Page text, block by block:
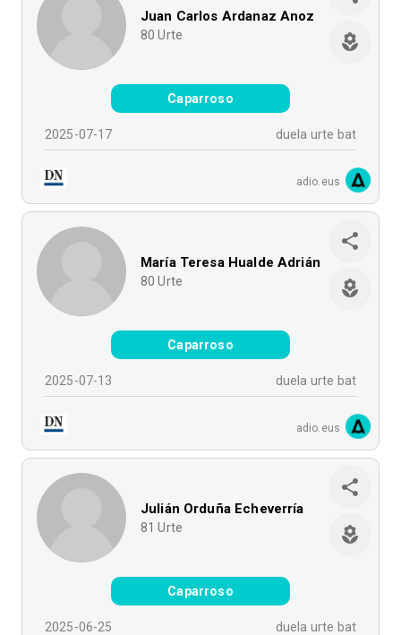
Juan Carlos Ardanaz Anoz
80 Urte
Caparroso
2025-07-17 duela urte bat
adio.eus
María Teresa Hualde Adrián
80 Urte
Caparroso
2025-07-13 duela urte bat
adio.eus
Julián Orduña Echeverría
81 Urte
Caparroso
2025-06-25 duela urte bat